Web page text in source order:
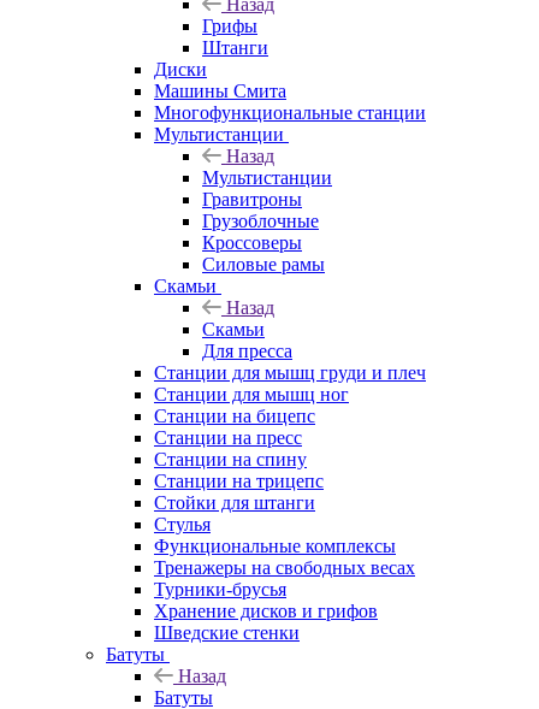
Назад
Грифы
Штанги
Диски
Машины Смита
Многофункциональные станции
Мультистанции
Назад
Мультистанции
Гравитроны
Грузоблочные
Кроссоверы
Силовые рамы
Скамьи
Назад
Скамьи
Для пресса
Станции для мышц груди и плеч
Станции для мышц ног
Станции на бицепс
Станции на пресс
Станции на спину
Станции на трицепс
Стойки для штанги
Стулья
Функциональные комплексы
Тренажеры на свободных весах
Турники-брусья
Хранение дисков и грифов
Шведские стенки
Батуты
Назад
Батуты